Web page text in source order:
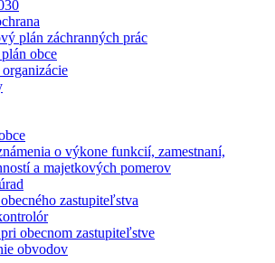
plán záchranných prác
obce
o výkone funkcií, zamestnaní,
a majetkových pomerov
zastupiteľstva
obecnom zastupiteľstve
obvodov